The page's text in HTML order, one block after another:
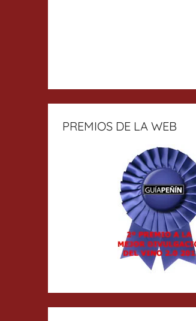
PREMIOS DE LA WEB